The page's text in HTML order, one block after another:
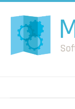
naar
inhoud